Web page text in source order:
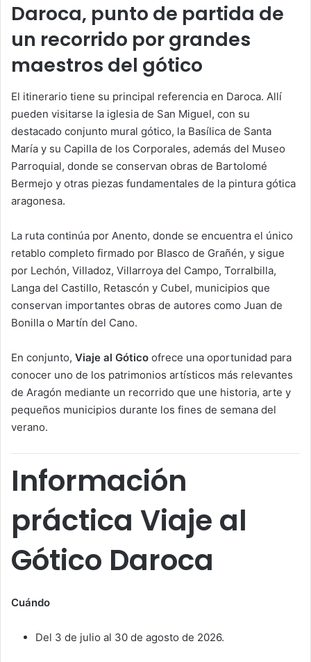
Daroca, punto de partida de
un recorrido por grandes
maestros del gótico
El itinerario tiene su principal referencia en Daroca. Allí
pueden visitarse la iglesia de San Miguel, con su
destacado conjunto mural gótico, la Basílica de Santa
María y su Capilla de los Corporales, además del Museo
Parroquial, donde se conservan obras de Bartolomé
Bermejo y otras piezas fundamentales de la pintura gótica
aragonesa.
La ruta continúa por Anento, donde se encuentra el único
retablo completo firmado por Blasco de Grañén, y sigue
por Lechón, Villadoz, Villarroya del Campo, Torralbilla,
Langa del Castillo, Retascón y Cubel, municipios que
conservan importantes obras de autores como Juan de
Bonilla o Martín del Cano.
En conjunto, Viaje al Gótico ofrece una oportunidad para
conocer uno de los patrimonios artísticos más relevantes
de Aragón mediante un recorrido que une historia, arte y
pequeños municipios durante los fines de semana del
verano.
Información
práctica Viaje al
Gótico Daroca
Cuándo
Del 3 de julio al 30 de agosto de 2026.